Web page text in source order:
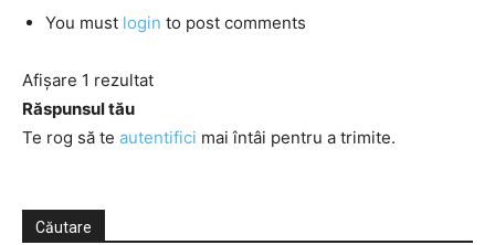
You must login to post comments
Afișare 1 rezultat
Răspunsul tău
Te rog să te autentifici mai întâi pentru a trimite.
Căutare